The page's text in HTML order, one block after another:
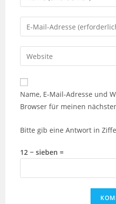
deinen
Namen
oder
zum
Kommentieren
ein
Gib
deine
E-
Mail-
zum
Kommentieren
ein
Gib
deine
Website-
URL
Name, E-Mail-Adresse und
Browser für meinen
Bitte gib eine Antwort in
12 − sieben =